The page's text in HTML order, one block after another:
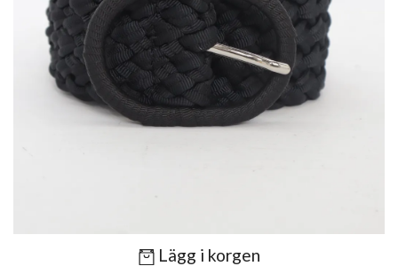
Lägg i korgen